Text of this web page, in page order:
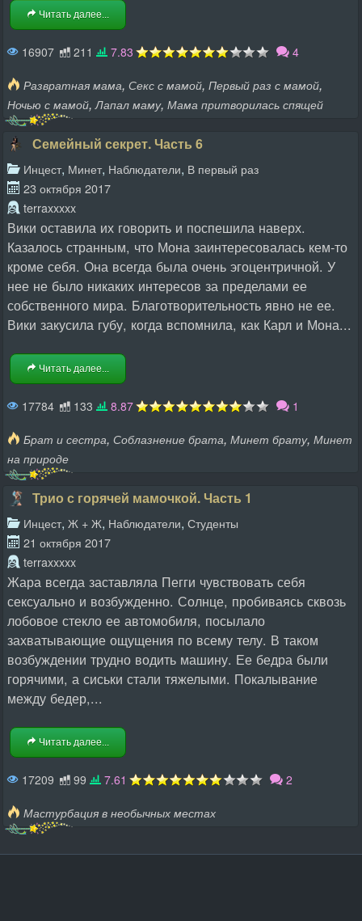
Читать далее...
16907 211 7.83 4
Развратная мама, Секс с мамой, Первый раз с мамой,
Ночью с мамой,Лапал маму, Мама притворилась спящей
Семейный секрет. Часть 6
Инцест, Минет, Наблюдатели, В первый раз
23 октября 2017
terraxxxxx
Вики оставила их говорить и поспешила наверх.
Казалось странным, что Мона заинтересовалась кем-то
кроме себя. Она всегда была очень эгоцентричной. У
нее не было никаких интересов за пределами ее
собственного мира. Благотворительность явно не ее.
Вики закусила губу, когда вспомнила, как Карл и Мона...
Читать далее...
17784 133 8.87 1
Брат и сестра, Соблазнение брата, Минет брату, Минет
на природе
Трио с горячей мамочкой. Часть 1
Инцест, Ж + Ж, Наблюдатели, Студенты
21 октября 2017
terraxxxxx
Жара всегда заставляла Пегги чувствовать себя
сексуально и возбужденно. Солнце, пробиваясь сквозь
лобовое стекло ее автомобиля, посылало
захватывающие ощущения по всему телу. В таком
возбуждении трудно водить машину. Ее бедра были
горячими, а сиськи стали тяжелыми. Покалывание
между бедер,...
Читать далее...
17209 99 7.61 2
Мастурбация в необычных местах